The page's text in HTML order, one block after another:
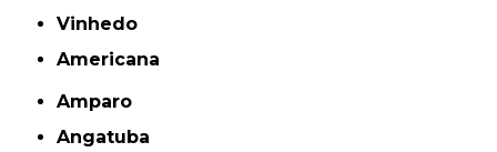
Vinhedo
americana
Amparo
Angatuba